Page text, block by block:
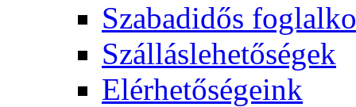
Szabadidős
Szálláslehetőségek
Elérhetőségeink